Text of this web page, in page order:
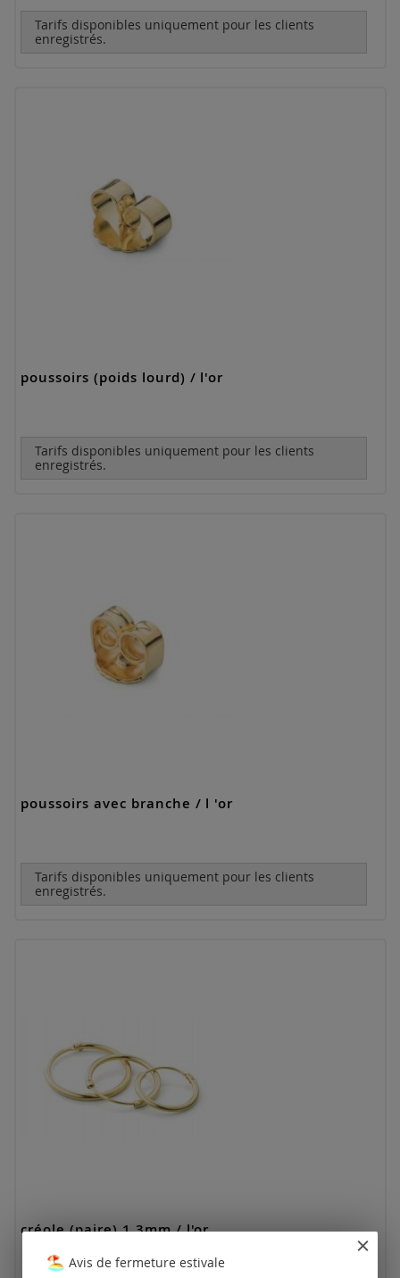
Tarifs disponibles uniquement pour les clients
enregistrés.
poussoirs (poids lourd) / l'or
Tarifs disponibles uniquement pour les clients
enregistrés.
poussoirs avec branche / l 'or
Tarifs disponibles uniquement pour les clients
enregistrés.
créole (paire) 1,3mm / l'or
Avis de fermeture estivale